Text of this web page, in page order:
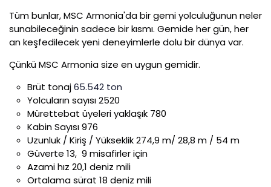
Tüm bunlar, MSC Armonia'da bir gemi yolculuğunun neler
sunabileceğinin sadece bir kısmı. Gemide her gün, her
an keşfedilecek yeni deneyimlerle dolu bir dünya var.
Çünkü MSC Armonia size en uygun gemidir.
Brüt tonaj65.542 ton
Yolcuların sayısı 2520
Mürettebat üyeleri yaklaşık 780
Kabin Sayısı 976
Uzunluk / Kiriş / Yükseklik 274,9 m/ 28,8 m / 54 m
Güverte 13, 9 misafirler için
Azami hız 20,1 deniz mili
Ortalama sürat 18 deniz mili